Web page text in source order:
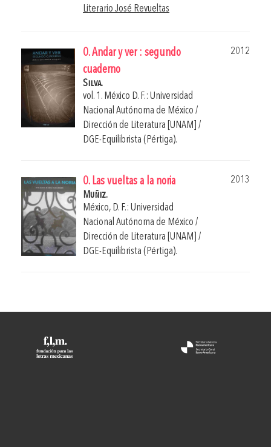
Literario José Revueltas
0. Andar y ver : segundo
cuaderno
2012
Silva.
vol. 1. México D. F.: Universidad
Nacional Autónoma de México /
Dirección de Literatura [UNAM] /
DGE-Equilibrista (Pértiga).
0. Las vueltas a la noria
2013
Muñiz.
México, D. F.: Universidad
Nacional Autónoma de México /
Dirección de Literatura [UNAM] /
DGE-Equilibrista (Pértiga).